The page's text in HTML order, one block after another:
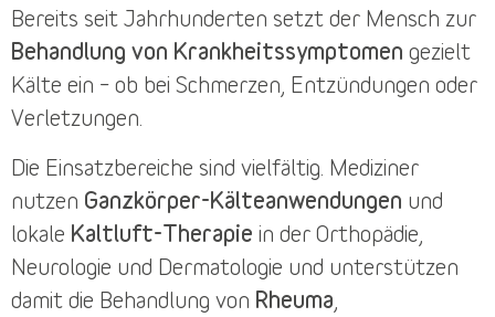
Bereits seit Jahrhunderten setzt der Mensch zur
Behandlung von Krankheitssymptomen gezielt
Kälte ein – ob bei Schmerzen, Entzündungen oder
Verletzungen.
Die Einsatzbereiche sind vielfältig. Mediziner
nutzen Ganzkörper-Kälteanwendungen und
lokale Kaltluft-Therapie in der Orthopädie,
Neurologie und Dermatologie und unterstützen
damit die Behandlung von Rheuma